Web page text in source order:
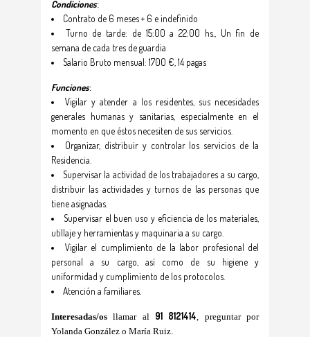
Condiciones:
Contrato de 6 meses + 6 e indefinido
Turno de tarde: de 15:00 a 22:00 hs., Un fin de
semana de cada tres de guardia
Salario Bruto mensual: 1700 €, 14 pagas
Funciones:
Vigilar y atender a los residentes, sus necesidades
generales humanas y sanitarias, especialmente en el
momento en que éstos necesiten de sus servicios.
Organizar, distribuir y controlar los servicios de la
Residencia.
Supervisar la actividad de los trabajadores a su cargo,
distribuir las actividades y turnos de las personas que
tiene asignadas.
Supervisar el buen uso y eficiencia de los materiales,
utillaje y herramientas y maquinaria a su cargo.
Vigilar el cumplimiento de la labor profesional del
personal a su cargo, así como de su higiene y
uniformidad y cumplimiento de los protocolos.
Atención a familiares.
Interesadas/os llamar al 91 8121414, preguntar por
Yolanda González o María Ruiz.